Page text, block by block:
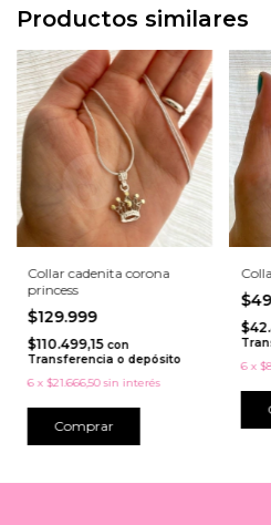
Productos similares
Collar cadenita corona
princess
$129.999
$110.499,15 con
Transferencia o depósito
6 x $21.666,50 sin interés
Comprar
6 x